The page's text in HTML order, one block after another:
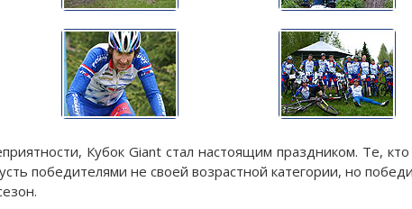
Кубок Giant стал настоящим праздником. Те,
победителями не своей возрастной категории, но